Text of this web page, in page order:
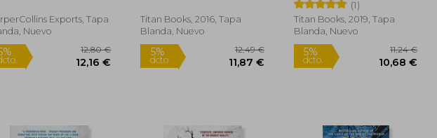
Exports, Tapa
Nuevo
Titan Books, 2016, Tapa
Blanda, Nuevo
(1)
Titan Books, 2019, Tapa
Blanda, Nuevo